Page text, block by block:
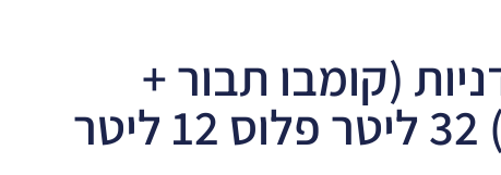
(קומבו תבור +